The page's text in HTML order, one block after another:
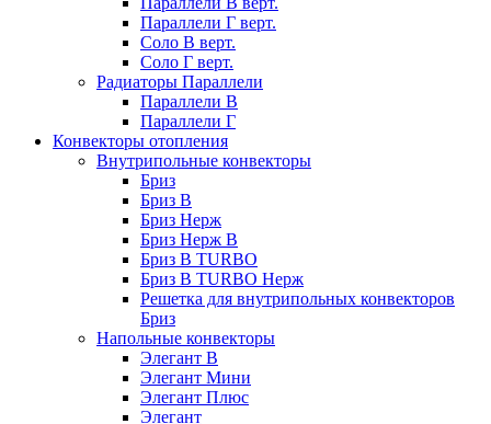
Параллели Г верт.
Соло В верт.
Соло Г верт.
Радиаторы Параллели
Параллели В
Параллели Г
Конвекторы отопления
Внутрипольные конвекторы
Бриз
Бриз В
Бриз Нерж
Бриз Нерж В
Бриз В TURBO
Бриз В TURBO Нерж
Решетка для внутрипольных конвекторов
Бриз
Напольные конвекторы
Элегант В
Элегант Мини
Элегант Плюс
Элегант